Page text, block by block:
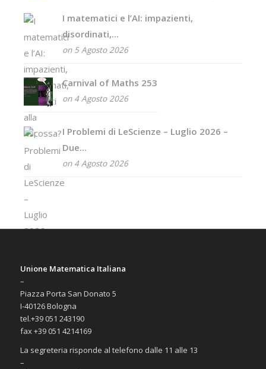
I matematici e l’AI: impazienti,
disordinati,...
on 5 Agosto 2026
Carnival of Maths 253
on 4 Agosto 2026
I Problemi di LeScienze – Luglio 2026 –
Due...
on 4 Agosto 2026
Unione Matematica Italiana
–
Piazza Porta San Donato 5
I-40126 Bologna
tel.+39 051 243190
fax +39 051 4214169
La segreteria risponde al telefono dalle 11 alle 13
–